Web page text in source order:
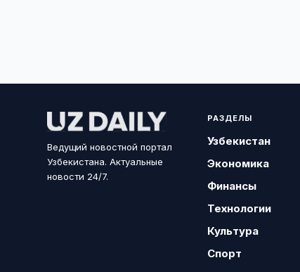
Ведущий новостной портал
Узбекистана. Актуальные
новости 24/7.
РАЗДЕЛЫ
Узбекистан
Экономика
Финансы
Технологии
Культура
Спорт